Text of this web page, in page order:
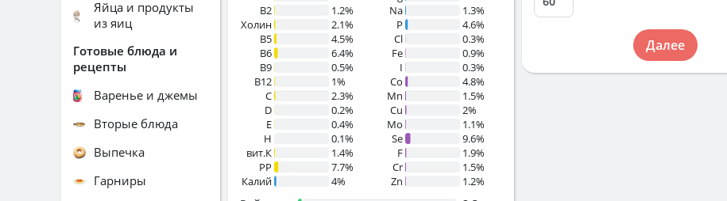
B2
1.2%
Холин
2.1%
B5
4.5%
B6
6.4%
B9
0.5%
B12
1%
C
2.3%
D
0.2%
E
0.4%
H
0.1%
вит.К
1.4%
PP
7.7%
Калий
4%
Na
1.3%
P
4.6%
Cl
0.3%
Fe
0.9%
I
0.3%
Co
4.8%
Mn
1.5%
Cu
2%
Mo
1.1%
Se
9.6%
F
1.9%
Cr
1.5%
Zn
1.2%
Далее
Яйца и продукты
из яиц
Готовые блюда и
рецепты
Варенье и джемы
Вторые блюда
Выпечка
Гарниры